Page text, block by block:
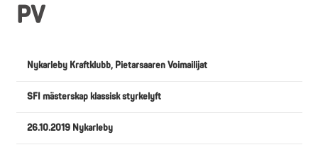
PV
Nykarleby Kraftklubb, Pietarsaaren Voimailijat
SFI mästerskap klassisk styrkelyft
26.10.2019 Nykarleby